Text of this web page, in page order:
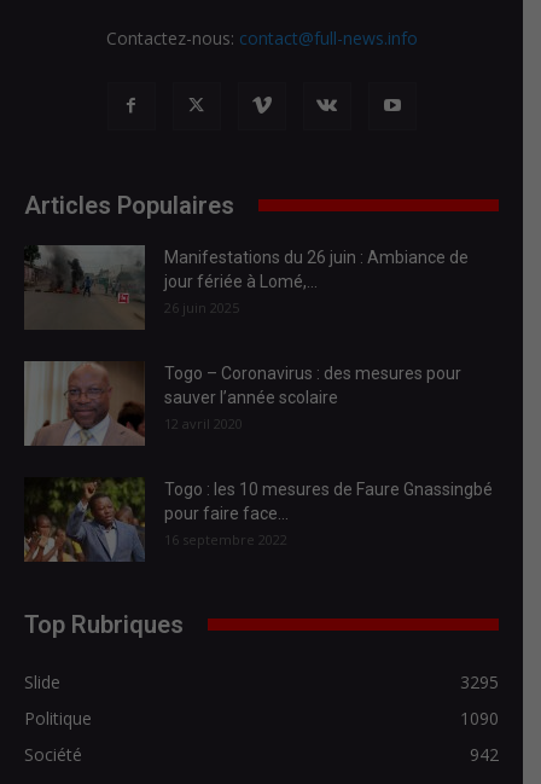
Contactez-nous: contact@full-news.info
Articles Populaires
Manifestations du 26 juin : Ambiance de
jour fériée à Lomé,...
26 juin 2025
Togo – Coronavirus : des mesures pour
sauver l’année scolaire
12 avril 2020
Togo : les 10 mesures de Faure Gnassingbé
pour faire face...
16 septembre 2022
Top Rubriques
Slide
3295
Politique
1090
Société
942